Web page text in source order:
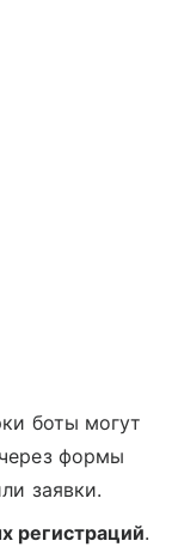
боты могут
формы
заявки.
регистраций.